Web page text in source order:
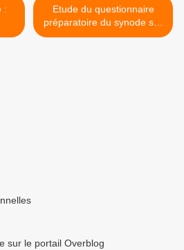
Etude du questionnaire
préparatoire du synode sur
la famille (groupe de
sur le portail Overblog